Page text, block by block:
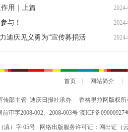
用｜上篇
与！
迪庆见义勇为”宣传募捐活